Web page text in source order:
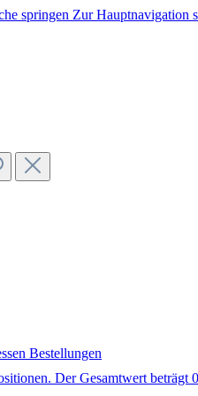
springen Zur Hauptnavigation
Bestellungen
Der Gesamtwert beträgt